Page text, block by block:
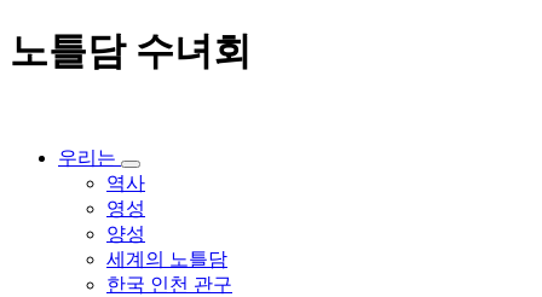
노틀담 수녀회
우리는
역사
영성
양성
세계의 노틀담
한국 인천 관구